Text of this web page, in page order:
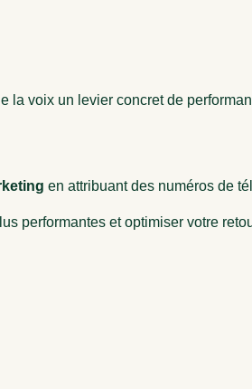
la voix un levier concret de
en attribuant des numéros de
performantes et optimiser votre